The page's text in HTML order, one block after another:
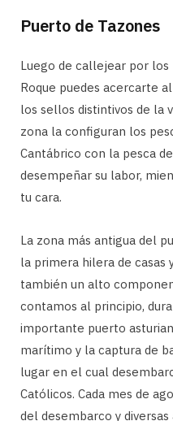
Puerto de Tazones
Luego de callejear por los
Roque puedes acercarte al
los sellos distintivos de la
zona la configuran los
Cantábrico con la pesca
desempeñar su labor,
tu cara.
La zona más antigua del
la primera hilera de casas
también un alto
contamos al principio,
importante puerto
marítimo y la captura de
lugar en el cual
Católicos. Cada mes de
del desembarco y